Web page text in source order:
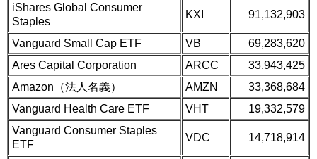
iShares Global Consumer
Staples
KXI 91,132,903
Vanguard Small Cap ETF VB
69,283,620
Ares Capital Corporation
ARCC
33,943,425
Amazon（法人名義）
AMZN
33,368,684
Vanguard Health Care ETF
VHT
19,332,579
Vanguard Consumer Staples
ETF
VDC 14,718,914